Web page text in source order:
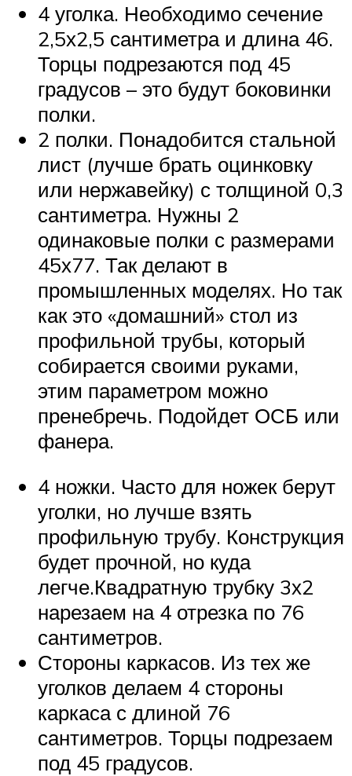
4 уголка. Необходимо сечение
2,5х2,5 сантиметра и длина 46.
Торцы подрезаются под 45
градусов – это будут боковинки
полки.
2 полки. Понадобится стальной
лист (лучше брать оцинковку
или нержавейку) с толщиной 0,3
сантиметра. Нужны 2
одинаковые полки с размерами
45х77. Так делают в
промышленных моделях. Но так
как это «домашний» стол из
профильной трубы, который
собирается своими руками,
этим параметром можно
пренебречь. Подойдет ОСБ или
фанера.
4 ножки. Часто для ножек берут
уголки, но лучше взять
профильную трубу. Конструкция
будет прочной, но куда
легче.Квадратную трубку 3х2
нарезаем на 4 отрезка по 76
сантиметров.
Стороны каркасов. Из тех же
уголков делаем 4 стороны
каркаса с длиной 76
сантиметров. Торцы подрезаем
под 45 градусов.